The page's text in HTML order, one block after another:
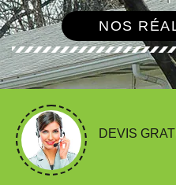
NOS
DEVIS